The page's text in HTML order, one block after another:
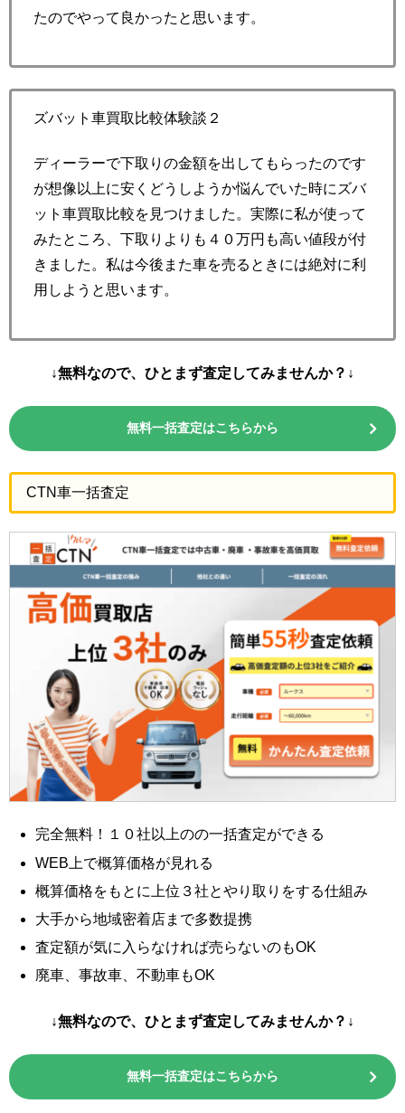
たのでやって良かったと思います。
ズバット車買取比較体験談２
ディーラーで下取りの金額を出してもらったのです
が想像以上に安くどうしようか悩んでいた時にズバ
ット車買取比較を見つけました。実際に私が使って
みたところ、下取りよりも４０万円も高い値段が付
きました。私は今後また車を売るときには絶対に利
用しようと思います。
↓無料なので、ひとまず査定してみませんか？↓
無料一括査定はこちらから
CTN車一括査定
完全無料！１０社以上のの一括査定ができる
WEB上で概算価格が見れる
概算価格をもとに上位３社とやり取りをする仕組み
大手から地域密着店まで多数提携
査定額が気に入らなければ売らないのもOK
廃車、事故車、不動車もOK
↓無料なので、ひとまず査定してみませんか？↓
無料一括査定はこちらから